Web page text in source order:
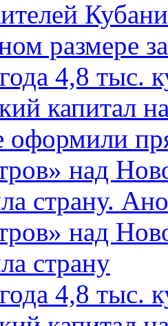
размере
4,8 тыс.
капитал
оформили
над
страну.
над
страну
4,8 тыс.